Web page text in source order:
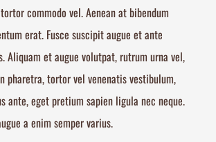
commodo vel. Aenean at bibendum
erat. Fusce suscipit augue et ante
Aliquam et augue volutpat, rutrum urna vel,
pharetra, tortor vel venenatis vestibulum,
ante, eget pretium sapien ligula nec neque.
a enim semper varius.